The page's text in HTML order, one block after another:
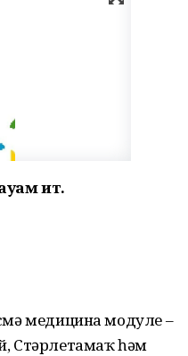
итә.
медицина модуле –
Стәрлетамаҡ һәм